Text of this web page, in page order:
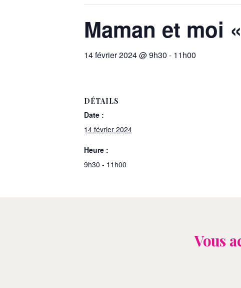
Maman et moi
14 février 2024 @ 9h30 - 11h00
DÉTAILS
Date :
14 février 2024
Heure :
9h30 - 11h00
Vous